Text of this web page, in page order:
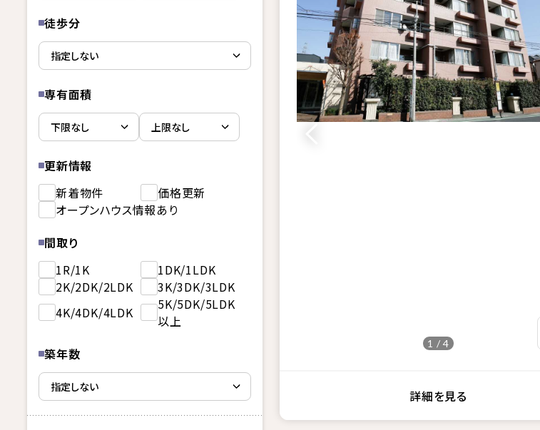
徒歩分
専有面積
更新情報
新着物件
価格更新
オープンハウス情報あり
間取り
1R/1K
1DK/1LDK
2K/2DK/2LDK
3K/3DK/3LDK
4K/4DK/4LDK
5K/5DK/5LDK
以上
築年数
1 / 4
詳細を見る